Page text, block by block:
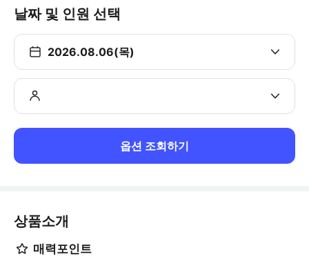
날짜 및 인원 선택
2026.08.06(목)
옵션 조회하기
상품소개
매력포인트